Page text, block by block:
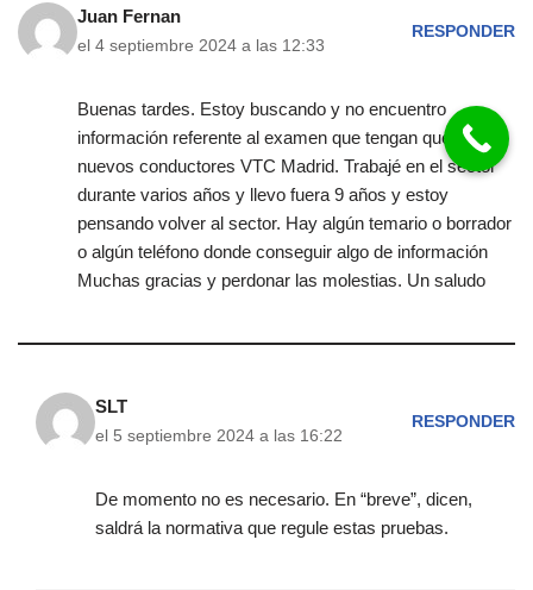
Juan Fernan
el 4 septiembre 2024 a las 12:33
RESPONDER
Buenas tardes. Estoy buscando y no encuentro
información referente al examen que tengan que hacer
nuevos conductores VTC Madrid. Trabajé en el sector
durante varios años y llevo fuera 9 años y estoy
pensando volver al sector. Hay algún temario o borrador
o algún teléfono donde conseguir algo de información
Muchas gracias y perdonar las molestias. Un saludo
SLT
el 5 septiembre 2024 a las 16:22
RESPONDER
De momento no es necesario. En “breve”, dicen,
saldrá la normativa que regule estas pruebas.